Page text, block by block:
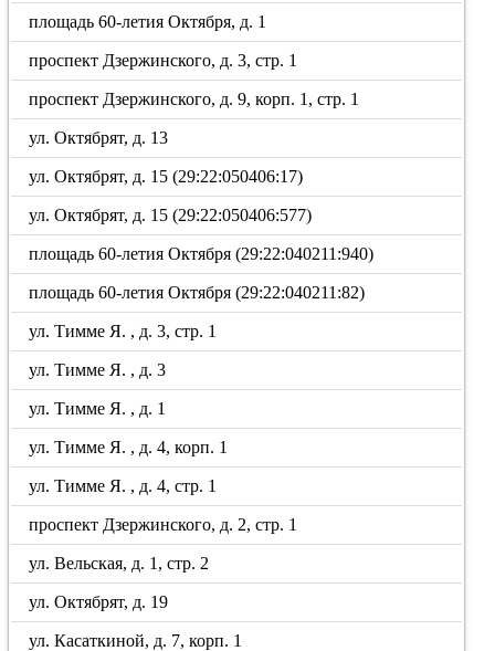
площадь 60-летия Октября, д. 1
проспект Дзержинского, д. 3, стр. 1
проспект Дзержинского, д. 9, корп. 1, стр. 1
ул. Октябрят, д. 13
ул. Октябрят, д. 15 (29:22:050406:17)
ул. Октябрят, д. 15 (29:22:050406:577)
площадь 60-летия Октября (29:22:040211:940)
площадь 60-летия Октября (29:22:040211:82)
ул. Тимме Я. , д. 3, стр. 1
ул. Тимме Я. , д. 3
ул. Тимме Я. , д. 1
ул. Тимме Я. , д. 4, корп. 1
ул. Тимме Я. , д. 4, стр. 1
проспект Дзержинского, д. 2, стр. 1
ул. Вельская, д. 1, стр. 2
ул. Октябрят, д. 19
ул. Касаткиной, д. 7, корп. 1